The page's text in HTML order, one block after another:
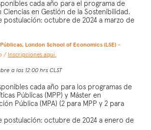
cada año para el programa de
Ciencias en Gestión de la Sostenibilidad.
postulación: octubre de 2024 a marzo de
London School of Economics (LSE) –
/ Inscripciones aquí.
a las 12:00 hrs CLST
cada año para los programas de
Públicas (MPP) y Máster en
Pública (MPA) (2 para MPP y 2 para
postulación: octubre de 2024 a enero de